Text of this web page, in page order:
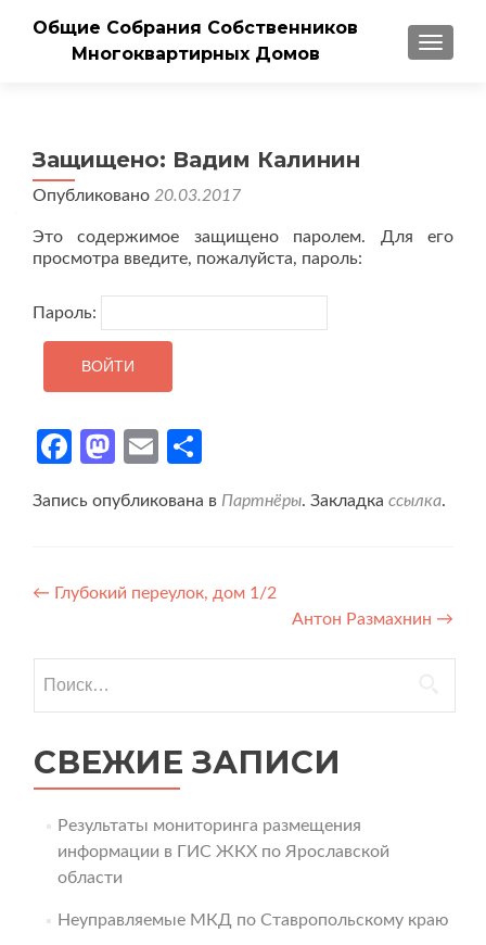
Общие Собрания Собственников
Многоквартирных Домов
Защищено: Вадим Калинин
Опубликовано 20.03.2017
Это содержимое защищено паролем. Для его
просмотра введите, пожалуйста, пароль:
Пароль:
Facebook
Mastodon
Email
Запись опубликована в Партнёры. Закладка ссылка.
Навигация
записям
← Глубокий переулок, дом 1/2
Антон Размахнин →
СВЕЖИЕ ЗАПИСИ
Результаты мониторинга размещения
информации в ГИС ЖКХ по Ярославской
области
Неуправляемые МКД по Ставропольскому краю